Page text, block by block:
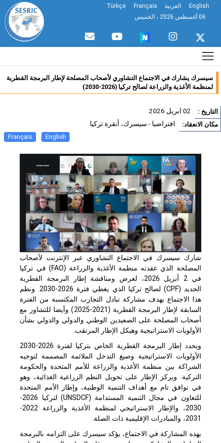
English العربية Français
Türkçe
سيسرك يشارك في الاجتماع التشاوري لأصحاب المصلحة لإطار البرمجة القطرية
لمنظمة الأغذية والزراعة لصالح تركيا (2026-2030)
: 02 ابريل 2026
الانعقاد: افتراضيا - سيسرك، أنقرة تركيا
English
Français
شارك سيسرك في الاجتماع التشاوري عبر الإنترنت لأصحاب
المصلحة الذي عقدته منظمة الأغذية والزراعة (FAO) في تركيا
في 2 أبريل 2026، لعرض ومناقشة إطار البرمجة القطرية
الجديد (CPF
) لصالح تركيا الذي يغطي فترة 2026-2030. ونظم
هذا الاجتماع بهدف مشاركة تبادل التجارب المكتسبة من الفترة
السابقة لإطار البرمجة القطرية (2021-2025) وأيضا للتشاور مع
أصحاب المصلحة على الصعيدين الوطني والدولي والدولي بشأن
الأولويات الاستراتيجية وهيكل الإطار المرتقب.
ويحدد إطار البرمجة القطرية الخاص بتركيا لفترة 2026-2030
الأولويات الاستراتيجية وصيغ التدخل الملائمة المصممة لتوجيه
الشراكة بين منظمة الأغذية والزراعة للأمم المتحدة والحكومة
التركية. ويركز الإطار على تحويل النظم الزراعية الغذائية، وهو
في توافق تام مع أهداف التنمية الوطنية، وإطار الأمم المتحدة
للتعاون في مجال التنمية المستدامة (UNSDCF
) لتركيا 2026-
2030، والإطار الاستراتيجي لمنظمة الأغذية والزراعة 2022-
2031، والمبادرات الإقليمية ذات الصلة.
بهذه المشاركة في الاجتماع، يؤكد سيسرك على التزامه بالبرمجة